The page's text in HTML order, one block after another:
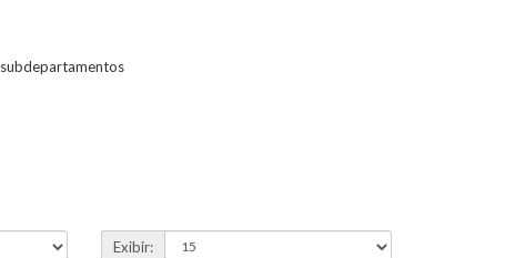
Exibir: